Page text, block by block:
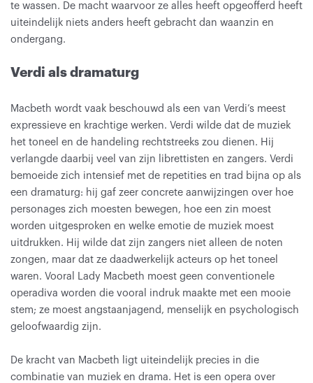
te wassen. De macht waarvoor ze alles heeft opgeofferd heeft
uiteindelijk niets anders heeft gebracht dan waanzin en
ondergang.
Verdi als dramaturg
Macbeth wordt vaak beschouwd als een van Verdi’s meest
expressieve en krachtige werken. Verdi wilde dat de muziek
het toneel en de handeling rechtstreeks zou dienen. Hij
verlangde daarbij veel van zijn librettisten en zangers. Verdi
bemoeide zich intensief met de repetities en trad bijna op als
een dramaturg: hij gaf zeer concrete aanwijzingen over hoe
personages zich moesten bewegen, hoe een zin moest
worden uitgesproken en welke emotie de muziek moest
uitdrukken. Hij wilde dat zijn zangers niet alleen de noten
zongen, maar dat ze daadwerkelijk acteurs op het toneel
waren. Vooral Lady Macbeth moest geen conventionele
operadiva worden die vooral indruk maakte met een mooie
stem; ze moest angstaanjagend, menselijk en psychologisch
geloofwaardig zijn.
De kracht van Macbeth ligt uiteindelijk precies in die
combinatie van muziek en drama. Het is een opera over